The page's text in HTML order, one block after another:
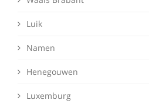
Luik
Namen
Henegouwen
Luxemburg